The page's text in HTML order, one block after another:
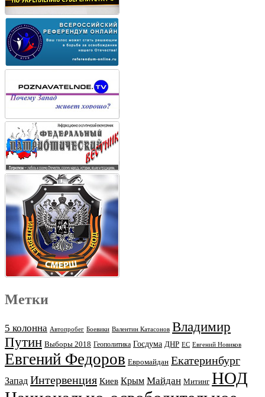
Метки
5 колонна Автопробег Боевики Валентин Катасонов Владимир
Путин Выборы 2018 Геополитика Госдума ДНР ЕС Евгений Новиков
Евгений Федоров Евромайдан Екатеринбург
Запад Интервенция Киев Крым Майдан Митинг НОД